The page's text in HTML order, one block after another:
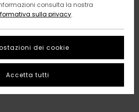
consulta la nostra
sulla privacy.
dei cookie
Accetta tutti